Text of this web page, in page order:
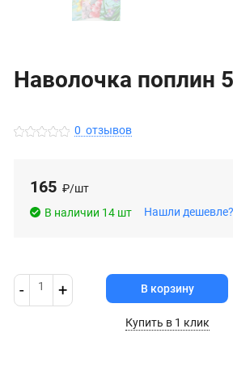
Наволочка поплин
0 отзывов
165 ₽/шт
В наличии 14 шт
Нашли дешевле?
- 1 + В корзину
Купить в 1 клик